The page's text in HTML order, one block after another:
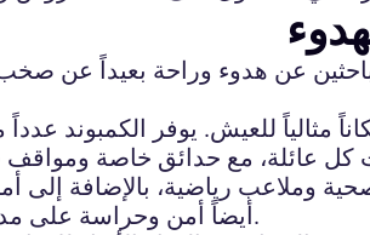
عن هدوء وراحة بعيداً عن صخب
مثالياً للعيش. يوفر الكمبوند عدداً
كل عائلة، مع حدائق خاصة
وملاعب رياضية، بالإضافة إلى
أيضاً أمن وحراسة على مدار الساعة لضمان راحة السكان.